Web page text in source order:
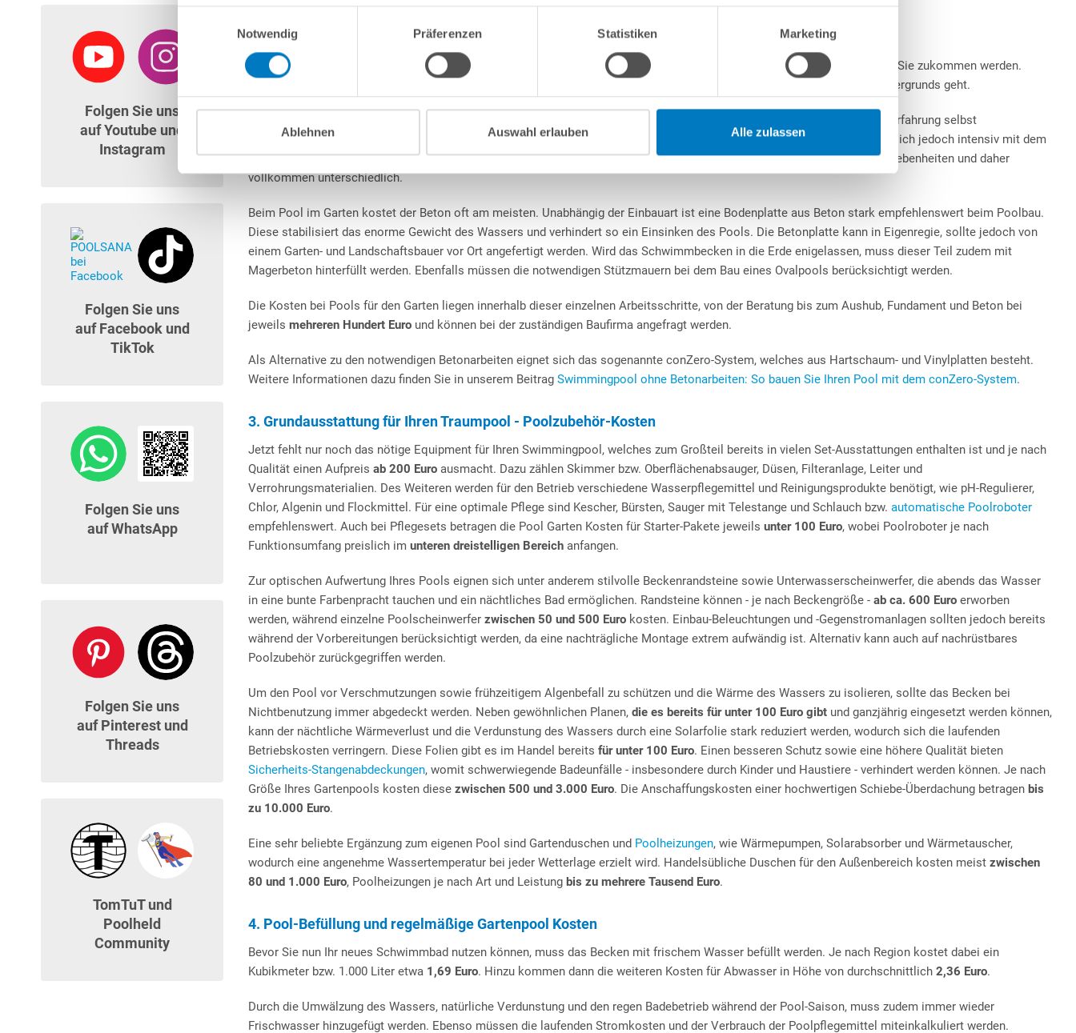
Notwendig
Präferenzen Statistiken Marketing
Ablehnen Auswahl erlauben Alle zulassen
Folgen Sie uns
auf Youtube und
Instagram
Folgen Sie uns
auf Facebook und
TikTok
Folgen Sie uns
auf WhatsApp
Folgen Sie uns
auf Pinterest und
Threads
TomTuT und
Poolheld
Community
2. Kosten Pool-Bau und Material
Die oben genannten Faktoren entscheiden bereits einen Großteil über die Höhe der Kosten für den Pool im Garten, die auf Sie zukommen werden.
Hinzu kommen nun noch Material- oder Einbau-Kosten, wenn es um den Einbau des Pools oder um die Erstellung des Untergrunds geht.
Soll der Pool beispielsweise komplett in das Erdreich eingelassen werden, kann dies beispielsweise bei entsprechender Erfahrung selbst
vorgenommen werden. Alternativ kann aber auch eine externe Firma für den Aushub beauftragt werden. Zuvor sollten Sie sich jedoch intensiv mit dem
zuständigen Bau-Unternehmen vor Ort beraten. Arbeitsaufwand und somit Preis sind stark abhängig von den örtlichen Gegebenheiten und daher
vollkommen unterschiedlich.
Beim Pool im Garten kostet der Beton oft am meisten. Unabhängig der Einbauart ist eine Bodenplatte aus Beton stark empfehlenswert beim Poolbau.
Diese stabilisiert das enorme Gewicht des Wassers und verhindert so ein Einsinken des Pools. Die Betonplatte kann in Eigenregie, sollte jedoch von
einem Garten- und Landschaftsbauer vor Ort angefertigt werden. Wird das Schwimmbecken in die Erde enigelassen, muss dieser Teil zudem mit
Magerbeton hinterfüllt werden. Ebenfalls müssen die notwendigen Stützmauern bei dem Bau eines Ovalpools berücksichtigt werden.
Die Kosten bei Pools für den Garten liegen innerhalb dieser einzelnen Arbeitsschritte, von der Beratung bis zum Aushub, Fundament und Beton bei
jeweils mehreren Hundert Euro und können bei der zuständigen Baufirma angefragt werden.
Als Alternative zu den notwendigen Betonarbeiten eignet sich das sogenannte conZero-System, welches aus Hartschaum- und Vinylplatten besteht.
Weitere Informationen dazu finden Sie in unserem Beitrag Swimmingpool ohne Betonarbeiten: So bauen Sie Ihren Pool mit dem conZero-System.
3. Grundausstattung für Ihren Traumpool - Poolzubehör-Kosten
Jetzt fehlt nur noch das nötige Equipment für Ihren Swimmingpool, welches zum Großteil bereits in vielen Set-Ausstattungen enthalten ist und je nach
Qualität einen Aufpreis ab 200 Euro ausmacht. Dazu zählen Skimmer bzw. Oberflächenabsauger, Düsen, Filteranlage, Leiter und
Verrohrungsmaterialien. Des Weiteren werden für den Betrieb verschiedene Wasserpflegemittel und Reinigungsprodukte benötigt, wie pH-Regulierer,
Chlor, Algenin und Flockmittel. Für eine optimale Pflege sind Kescher, Bürsten, Sauger mit Telestange und Schlauch bzw. automatische Poolroboter
empfehlenswert. Auch bei Pflegesets betragen die Pool Garten Kosten für Starter-Pakete jeweils unter 100 Euro, wobei Poolroboter je nach
Funktionsumfang preislich im unteren dreistelligen Bereich anfangen.
Zur optischen Aufwertung Ihres Pools eignen sich unter anderem stilvolle Beckenrandsteine sowie Unterwasserscheinwerfer, die abends das Wasser
in eine bunte Farbenpracht tauchen und ein nächtliches Bad ermöglichen. Randsteine können - je nach Beckengröße - ab ca. 600 Euro erworben
werden, während einzelne Poolscheinwerfer zwischen 50 und 500 Euro kosten. Einbau-Beleuchtungen und -Gegenstromanlagen sollten jedoch bereits
während der Vorbereitungen berücksichtigt werden, da eine nachträgliche Montage extrem aufwändig ist. Alternativ kann auch auf nachrüstbares
Poolzubehör zurückgegriffen werden.
Um den Pool vor Verschmutzungen sowie frühzeitigem Algenbefall zu schützen und die Wärme des Wassers zu isolieren, sollte das Becken bei
Nichtbenutzung immer abgedeckt werden. Neben gewöhnlichen Planen, die es bereits für unter 100 Euro gibt und ganzjährig eingesetzt werden können,
kann der nächtliche Wärmeverlust und die Verdunstung des Wassers durch eine Solarfolie stark reduziert werden, wodurch sich die laufenden
Betriebskosten verringern. Diese Folien gibt es im Handel bereits für unter 100 Euro. Einen besseren Schutz sowie eine höhere Qualität bieten
Sicherheits-Stangenabdeckungen, womit schwerwiegende Badeunfälle - insbesondere durch Kinder und Haustiere - verhindert werden können. Je nach
Größe Ihres Gartenpools kosten diese zwischen 500 und 3.000 Euro. Die Anschaffungskosten einer hochwertigen Schiebe-Überdachung betragen bis
zu 10.000 Euro.
Eine sehr beliebte Ergänzung zum eigenen Pool sind Gartenduschen und Poolheizungen, wie Wärmepumpen, Solarabsorber und Wärmetauscher,
wodurch eine angenehme Wassertemperatur bei jeder Wetterlage erzielt wird. Handelsübliche Duschen für den Außenbereich kosten meist zwischen
80 und 1.000 Euro, Poolheizungen je nach Art und Leistung bis zu mehrere Tausend Euro.
4. Pool-Befüllung und regelmäßige Gartenpool Kosten
Bevor Sie nun Ihr neues Schwimmbad nutzen können, muss das Becken mit frischem Wasser befüllt werden. Je nach Region kostet dabei ein
Kubikmeter bzw. 1.000 Liter etwa 1,69 Euro. Hinzu kommen dann die weiteren Kosten für Abwasser in Höhe von durchschnittlich 2,36 Euro.
Durch die Umwälzung des Wassers, natürliche Verdunstung und den regen Badebetrieb während der Pool-Saison, muss zudem immer wieder
Frischwasser hinzugefügt werden. Ebenso müssen die laufenden Stromkosten und der Verbrauch der Poolpflegemittel miteinkalkuliert werden.